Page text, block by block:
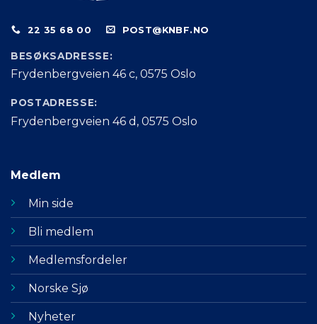
22 35 68 00 POST@KNBF.NO
BESØKSADRESSE:
Frydenbergveien 46 c, 0575 Oslo
POSTADRESSE:
Frydenbergveien 46 d, 0575 Oslo
Medlem
Min side
Bli medlem
Medlemsfordeler
Norske Sjø
Nyheter